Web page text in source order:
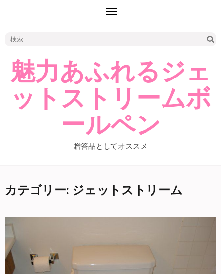
魅力あふれるジェ
ットストリームボ
ールペン
贈答品としてオススメ
カテゴリー: ジェットストリーム